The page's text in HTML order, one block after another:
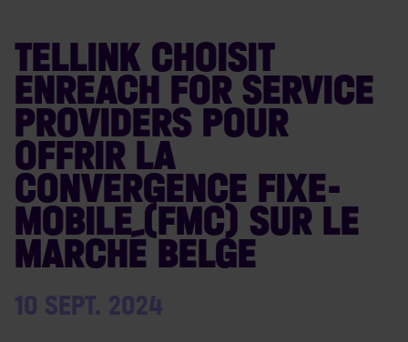
TELLINK CHOISIT
ENREACH FOR SERVICE
PROVIDERS POUR
OFFRIR LA
CONVERGENCE FIXE-
MOBILE (FMC) SUR LE
MARCHÉ BELGE
10 SEPT. 2024